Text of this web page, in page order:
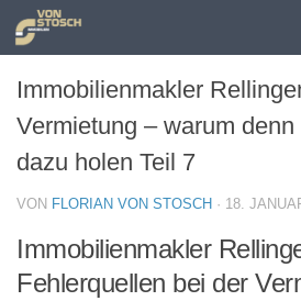
Zum Inhalt springen
Immobilienmakler
Vermietung – warum
dazu holen Teil 7
VON FLORIAN VON STOSCH · 18.
Immobilienmakler
Fehlerquellen bei der